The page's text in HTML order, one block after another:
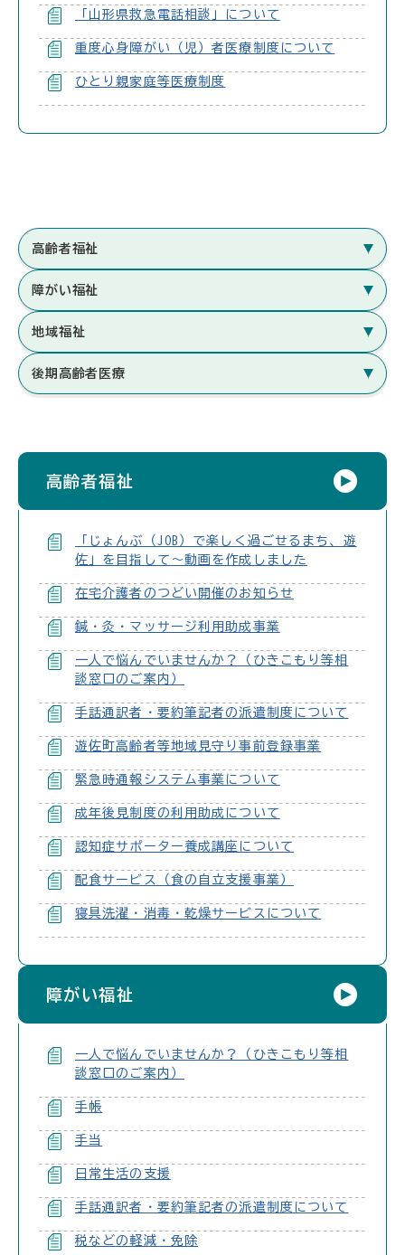
「山形県救急電話相談」について
重度心身障がい（児）者医療制度について
ひとり親家庭等医療制度
高齢者福祉
障がい福祉
地域福祉
後期高齢者医療
高齢者福祉
「じょんぶ（JOB）で楽しく過ごせるまち、遊
佐」を目指して～動画を作成しました
在宅介護者のつどい開催のお知らせ
鍼・灸・マッサージ利用助成事業
一人で悩んでいませんか？（ひきこもり等相
談窓口のご案内）
手話通訳者・要約筆記者の派遣制度について
遊佐町高齢者等地域見守り事前登録事業
緊急時通報システム事業について
成年後見制度の利用助成について
認知症サポーター養成講座について
配食サービス（食の自立支援事業）
寝具洗濯・消毒・乾燥サービスについて
障がい福祉
一人で悩んでいませんか？（ひきこもり等相
談窓口のご案内）
手帳
手当
日常生活の支援
手話通訳者・要約筆記者の派遣制度について
税などの軽減・免除